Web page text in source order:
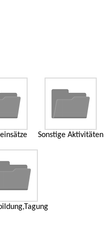
Sonstige Aktivitäten